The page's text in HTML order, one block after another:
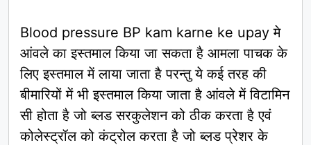
Blood pressure BP kam karne ke upay मे
आंवले का इस्तमाल किया जा सकता है आमला पाचक के
लिए इस्तमाल में लाया जाता है परन्तु ये कई तरह की
बीमारियों में भी इस्तमाल किया जाता है आंवले में विटामिन
सी होता है जो ब्लड सरकुलेशन को ठीक करता है एवं
कोलेस्ट्रॉल को कंट्रोल करता है जो ब्लड प्रेशर के